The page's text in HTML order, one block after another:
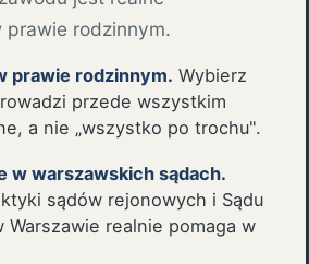
rodzinnym.
prawie rodzinnym. Wybierz
przede wszystkim
a nie „wszystko po trochu".
w warszawskich sądach.
sądów rejonowych i Sądu
Warszawie realnie pomaga w